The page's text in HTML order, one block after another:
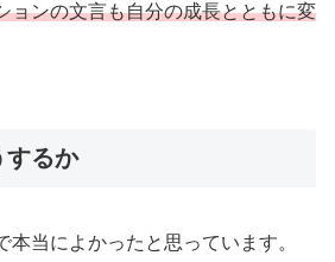
ョンの文言も自分の成長とともに変
するか
本当によかったと思っています。